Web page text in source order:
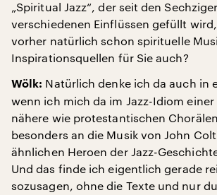
„Spiritual Jazz“, der seit den
verschiedenen Einflüssen gefüllt
vorher natürlich schon spirituelle
Inspirationsquellen für Sie auch?
Wölk: Natürlich denke ich da auch in
wenn ich mich da im Jazz-Idiom
nähere wie protestantischen
besonders an die Musik von John
ähnlichen Heroen der Jazz-
Und das finde ich eigentlich gerade
sozusagen, ohne die Texte und nur